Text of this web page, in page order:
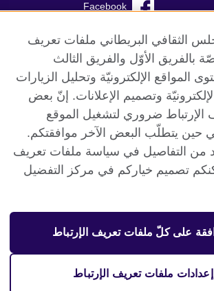
Facebook
Instagram
TikTok
البريطاني العالمي
الدولية للعلاقات الثقافية والفرص
الثقافي البريطاني ملفات تعريف
بالفريق الأوّل والفريق الثالث
المواقع الإلكترونيّة وتحليل الزيارات
وتصميم الإعلانات. إنّ بعض
الإرتباط ضروري لتشغيل الموقع
حين يتطلّب البعض الآخر موافقتكم.
من التفاصيل في سياسة ملفات تعريف
تصميم خياركم في مركز التفضيل
على كلّ ملفات تعريف الإرتباط
إعدادات ملفات تعريف الإرتباط